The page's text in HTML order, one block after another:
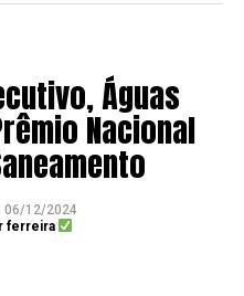
Águas
Nacional
06/12/2024
ferreira